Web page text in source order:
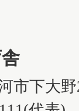
市下大